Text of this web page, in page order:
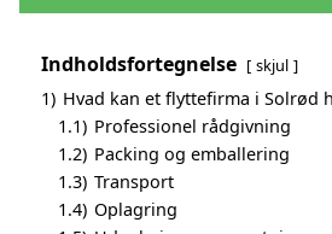
Indholdsfortegnelse skjul
1) Hvad kan et flyttefirma i Solrød
1.1) Professionel rådgivning
1.2) Packing og emballering
1.3) Transport
1.4) Oplagring